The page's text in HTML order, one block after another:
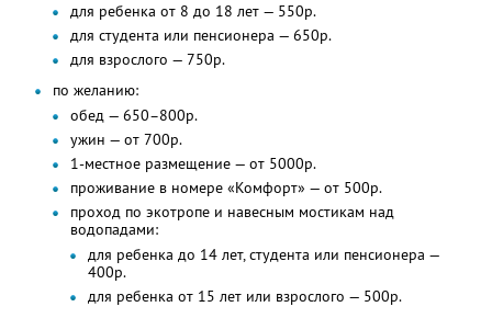
для ребенка от 8 до 18 лет — 550р.
для студента или пенсионера — 650р.
для взрослого — 750р.
по желанию:
обед — 650–800р.
ужин — от 700р.
1-местное размещение — от 5000р.
проживание в номере «Комфорт» — от 500р.
проход по экотропе и навесным мостикам над
водопадами:
для ребенка до 14 лет, студента или пенсионера —
400р.
для ребенка от 15 лет или взрослого — 500р.